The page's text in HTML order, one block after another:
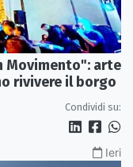
Movimento": arte
rivivere il borgo
Condividi su:
Ieri